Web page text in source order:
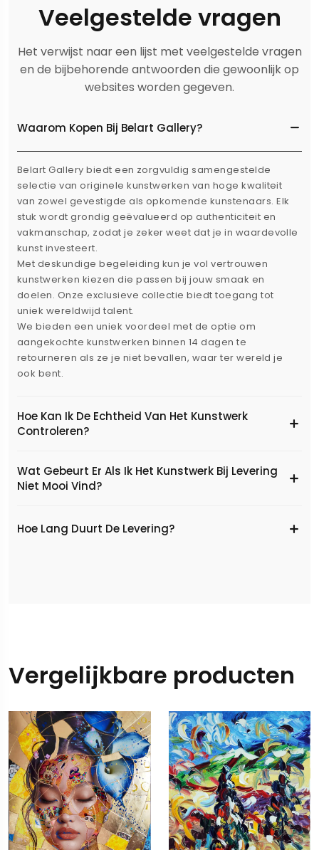
Veelgestelde vragen
Het verwijst naar een lijst met veelgestelde vragen
en de bijbehorende antwoorden die gewoonlijk op
websites worden gegeven.
Waarom Kopen Bij Belart Gallery?
Belart Gallery biedt een zorgvuldig samengestelde
selectie van originele kunstwerken van hoge kwaliteit
van zowel gevestigde als opkomende kunstenaars. Elk
stuk wordt grondig geëvalueerd op authenticiteit en
vakmanschap, zodat je zeker weet dat je in waardevolle
kunst investeert.
Met deskundige begeleiding kun je vol vertrouwen
kunstwerken kiezen die passen bij jouw smaak en
doelen. Onze exclusieve collectie biedt toegang tot
uniek wereldwijd talent.
We bieden een uniek voordeel met de optie om
aangekochte kunstwerken binnen 14 dagen te
retourneren als ze je niet bevallen, waar ter wereld je
ook bent.
Hoe Kan Ik De Echtheid Van Het Kunstwerk
Controleren?
Wat Gebeurt Er Als Ik Het Kunstwerk Bij Levering
Niet Mooi Vind?
Hoe Lang Duurt De Levering?
Vergelijkbare producten